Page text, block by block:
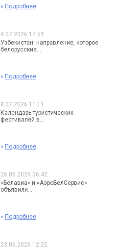
» Подробнее
9.07.2026 14:51
Узбекистан: направление, которое
белорусские...
» Подробнее
8.07.2026 11:11
Календарь туристических
фестивалей в...
» Подробнее
26.06.2026 06:42
«Белавиа» и «АэроБелСервис»
объявили...
» Подробнее
23.06.2026 12:22